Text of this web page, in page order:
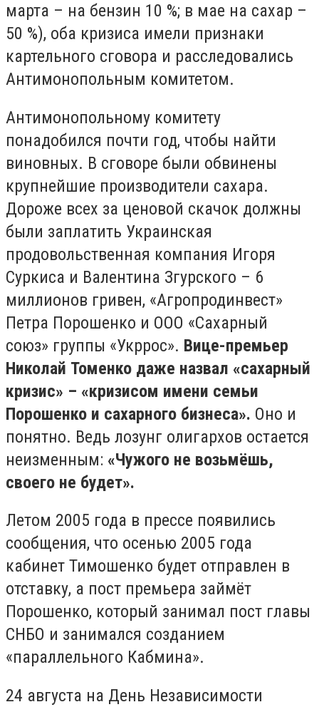
марта – на бензин 10 %; в мае на сахар –
50 %), оба кризиса имели признаки
картельного сговора и расследовались
Антимонопольным комитетом.
Антимонопольному комитету
понадобился почти год, чтобы найти
виновных. В сговоре были обвинены
крупнейшие производители сахара.
Дороже всех за ценовой скачок должны
были заплатить Украинская
продовольственная компания Игоря
Суркиса и Валентина Згурского – 6
миллионов гривен, «Агропродинвест»
Петра Порошенко и ООО «Сахарный
союз» группы «Укррос». Вице-премьер
Николай Томенко даже назвал «сахарный
кризис» – «кризисом имени семьи
Порошенко и сахарного бизнеса». Оно и
понятно. Ведь лозунг олигархов остается
неизменным: «Чужого не возьмёшь,
своего не будет».
Летом 2005 года в прессе появились
сообщения, что осенью 2005 года
кабинет Тимошенко будет отправлен в
отставку, а пост премьера займёт
Порошенко, который занимал пост главы
СНБО и занимался созданием
«параллельного Кабмина».
24 августа на День Независимости